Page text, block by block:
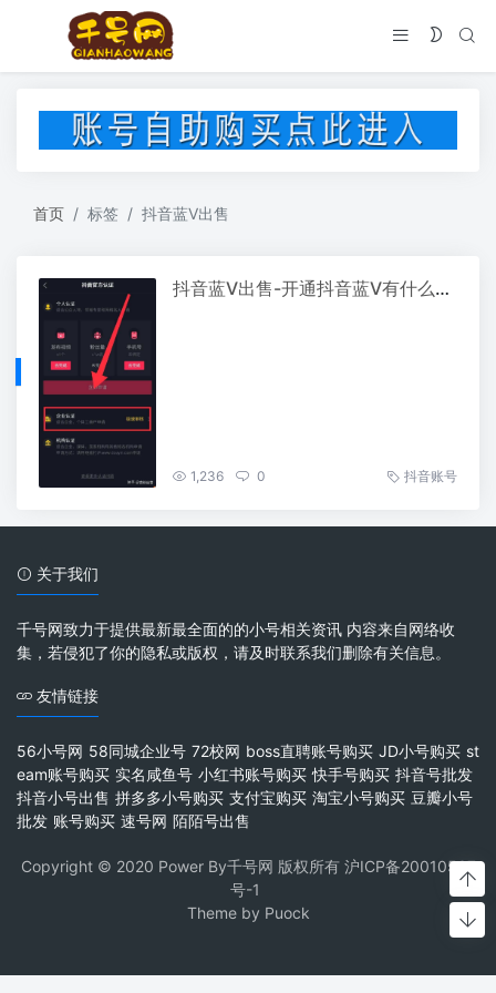
首页 标签 抖音蓝V出售
抖音蓝V出售-开通抖音蓝V有什么好处？
1,236 0 抖音账号
关于我们
千号网致力于提供最新最全面的的小号相关资讯 内容来自网络收
集，若侵犯了你的隐私或版权，请及时联系我们删除有关信息。
友情链接
56小号网 58同城企业号 72校网 boss直聘账号购买 JD小号购买 st
eam账号购买 实名咸鱼号 小红书账号购买 快手号购买 抖音号批发
抖音小号出售 拼多多小号购买 支付宝购买 淘宝小号购买 豆瓣小号
批发 账号购买 速号网 陌陌号出售
Copyright © 2020 Power By千号网 版权所有 沪ICP备20010537
号-1
Theme by Puock